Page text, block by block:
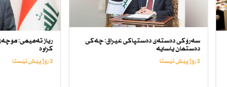
سەرۆكی دەستەی دەستپاكی عیراق: چەكی
دەستمان یاسایە
2 رۆژ پێش ئێستا
كراوە
2 رۆژ پێش ئێستا